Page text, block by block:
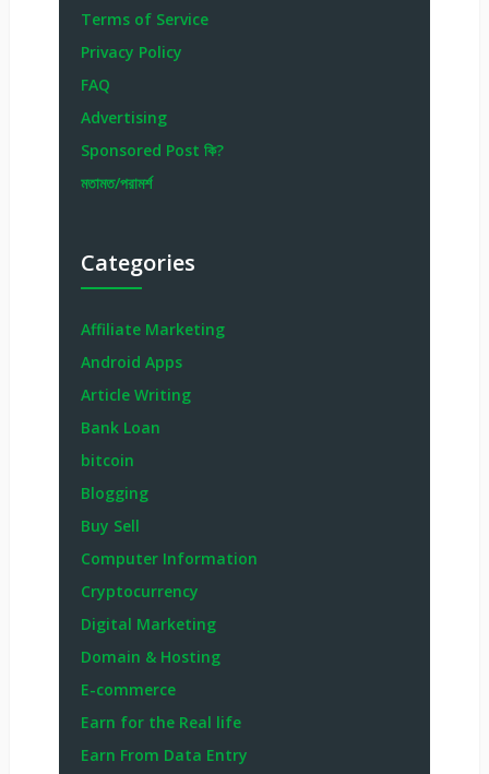
Terms of Service
Privacy Policy
FAQ
Advertising
Sponsored Post কি?
মতামত/পরামর্শ
Categories
Affiliate Marketing
Android Apps
Article Writing
Bank Loan
bitcoin
Blogging
Buy Sell
Computer Information
Cryptocurrency
Digital Marketing
Domain & Hosting
E-commerce
Earn for the Real life
Earn From Data Entry